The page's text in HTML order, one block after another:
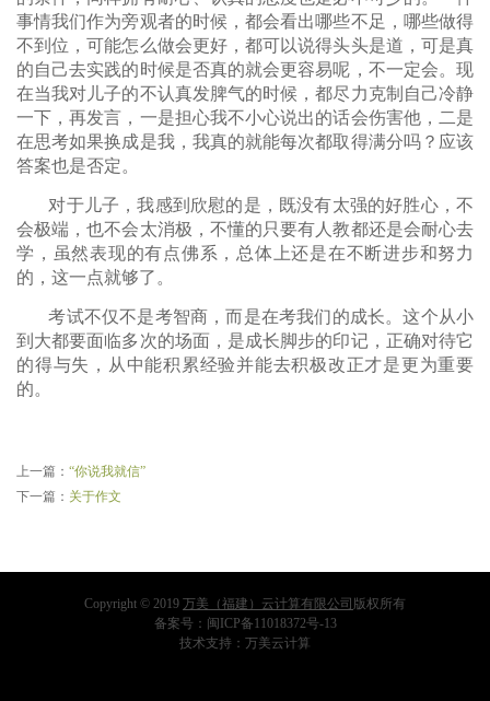
事情我们作为旁观者的时候，都会看出哪些不足，哪些做得
不到位，可能怎么做会更好，都可以说得头头是道，可是真
的自己去实践的时候是否真的就会更容易呢，不一定会。现
在当我对儿子的不认真发脾气的时候，都尽力克制自己冷静
一下，再发言，一是担心我不小心说出的话会伤害他，二是
在思考如果换成是我，我真的就能每次都取得满分吗？应该
答案也是否定。
对于儿子，我感到欣慰的是，既没有太强的好胜心，不
会极端，也不会太消极，不懂的只要有人教都还是会耐心去
学，虽然表现的有点佛系，总体上还是在不断进步和努力
的，这一点就够了。
考试不仅不是考智商，而是在考我们的成长。这个从小
到大都要面临多次的场面，是成长脚步的印记，正确对待它
的得与失，从中能积累经验并能去积极改正才是更为重要
的。
上一篇： “你说我就信”
下一篇： 关于作文
Copyright © 2019 万美（福建）云计算有限公司 版权所有
备案号： 闽ICP备11018372号-13
技术支持： 万美云计算